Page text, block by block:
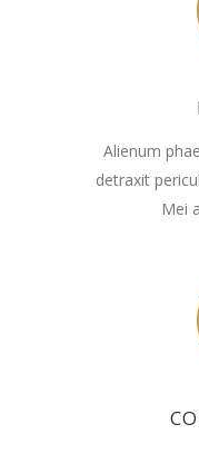
Alienum
detraxit
Mei